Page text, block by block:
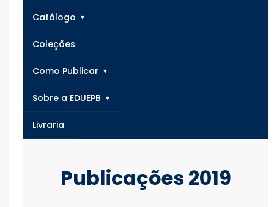
Catálogo
Coleções
Como Publicar
Sobre a EDUEPB
Livraria
Publicações 2019